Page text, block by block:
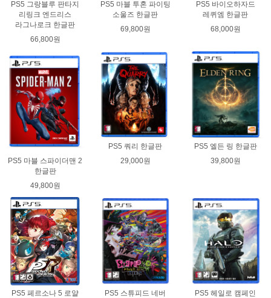
PS5 그랑블루 판타지
리링크 엔드리스
라그나로크 한글판
66,800원
PS5 마블 투혼 파이팅
소울즈 한글판
69,800원
PS5 바이오하자드
레퀴엠 한글판
68,000원
PS5 마블 스파이더맨 2
한글판
49,800원
PS5 쿼리 한글판
29,000원
PS5 엘든 링 한글판
39,800원
PS5 페르소나 5 로얄
PS5 스튜피드 네버
PS5 헤일로 캠페인